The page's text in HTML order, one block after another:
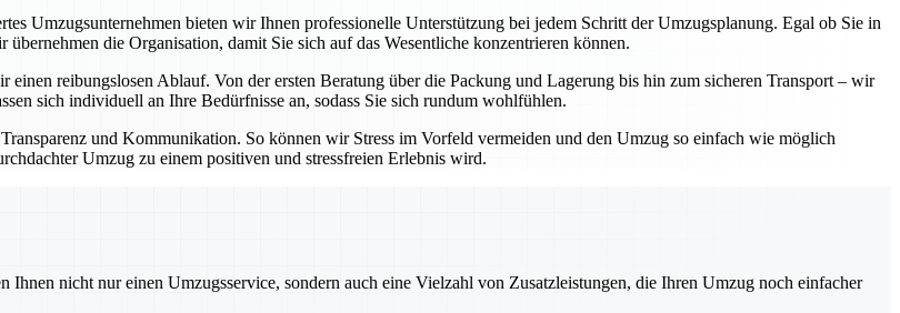
Umzugsunternehmen bieten wir Ihnen professionelle Unterstützung bei jedem Schritt der Umzugsplanung. Egal ob Sie in
die Organisation, damit Sie sich auf das Wesentliche konzentrieren können.
reibungslosen Ablauf. Von der ersten Beratung über die Packung und Lagerung bis hin zum sicheren Transport – wir
sich individuell an Ihre Bedürfnisse an, sodass Sie sich rundum wohlfühlen.
und Kommunikation. So können wir Stress im Vorfeld vermeiden und den Umzug so einfach wie möglich
Umzug zu einem positiven und stressfreien Erlebnis wird.
nicht nur einen Umzugsservice, sondern auch eine Vielzahl von Zusatzleistungen, die Ihren Umzug noch einfacher